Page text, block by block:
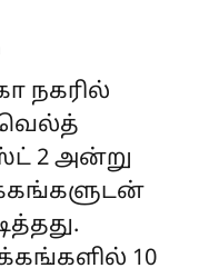
நகரில்
2 அன்று
10